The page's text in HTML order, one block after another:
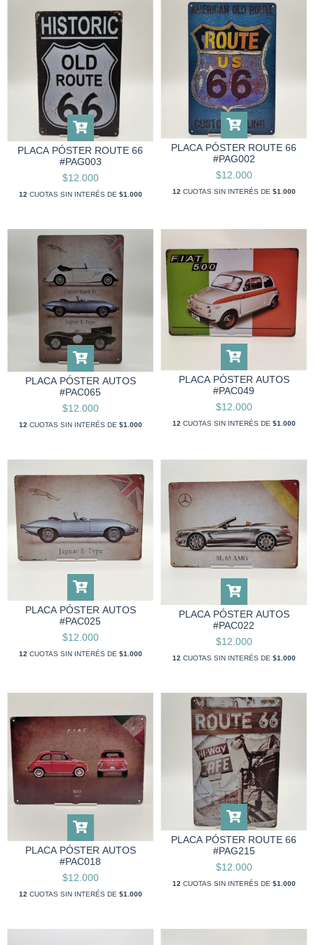
PLACA PÓSTER ROUTE 66
#PAG003
$12.000
12CUOTAS SIN INTERÉS DE $1.000
PLACA PÓSTER ROUTE 66
#PAG002
$12.000
12 CUOTAS SIN INTERÉS DE $1.000
PLACA PÓSTER AUTOS
#PAC065
$12.000
12CUOTAS SIN INTERÉS DE $1.000
PLACA PÓSTER AUTOS
#PAC049
$12.000
12 CUOTAS SIN INTERÉS DE $1.000
PLACA PÓSTER AUTOS
#PAC025
$12.000
12 CUOTAS SIN INTERÉS DE $1.000
PLACA PÓSTER AUTOS
#PAC022
$12.000
12 CUOTAS SIN INTERÉS DE $1.000
PLACA PÓSTER AUTOS
#PAC018
$12.000
12CUOTAS SIN INTERÉS DE $1.000
PLACA PÓSTER ROUTE 66
#PAG215
$12.000
12CUOTAS SIN INTERÉS DE $1.000